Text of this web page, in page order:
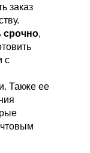
заказ
срочно,
с
Также ее